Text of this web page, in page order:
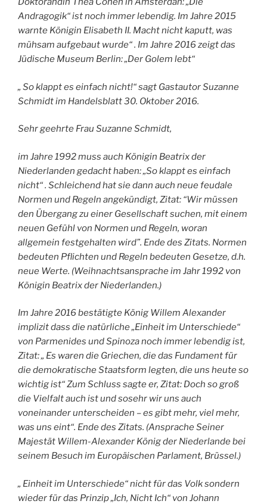
Andragogik“ ist noch immer lebendig. Im Jahre 2015
warnte Königin Elisabeth II. Macht nicht kaputt, was
mühsam aufgebaut wurde“ . Im Jahre 2016 zeigt das
Jüdische Museum Berlin: „Der Golem lebt“
„ So klappt es einfach nicht!“ sagt Gastautor Suzanne
Schmidt im Handelsblatt 30. Oktober 2016.
Sehr geehrte Frau Suzanne Schmidt,
im Jahre 1992 muss auch Königin Beatrix der
Niederlanden gedacht haben: „So klappt es einfach
nicht“ . Schleichend hat sie dann auch neue feudale
Normen und Regeln angekündigt, Zitat: “Wir müssen
den Übergang zu einer Gesellschaft suchen, mit einem
neuen Gefühl von Normen und Regeln, woran
allgemein festgehalten wird”. Ende des Zitats. Normen
bedeuten Pflichten und Regeln bedeuten Gesetze, d.h.
neue Werte. (Weihnachtsansprache im Jahr 1992 von
Königin Beatrix der Niederlanden.)
Im Jahre 2016 bestätigte König Willem Alexander
implizit dass die natürliche „Einheit im Unterschiede“
von Parmenides und Spinoza noch immer lebendig ist,
Zitat: „ Es waren die Griechen, die das Fundament für
die demokratische Staatsform legten, die uns heute so
wichtig ist“ Zum Schluss sagte er, Zitat: Doch so groß
die Vielfalt auch ist und sosehr wir uns auch
voneinander unterscheiden – es gibt mehr, viel mehr,
was uns eint“. Ende des Zitats. (Ansprache Seiner
Majestät Willem-Alexander König der Niederlande bei
seinem Besuch im Europäischen Parlament, Brüssel.)
„ Einheit im Unterschiede“ nicht für das Volk sondern
wieder für das Prinzip „Ich, Nicht Ich“ von Johann